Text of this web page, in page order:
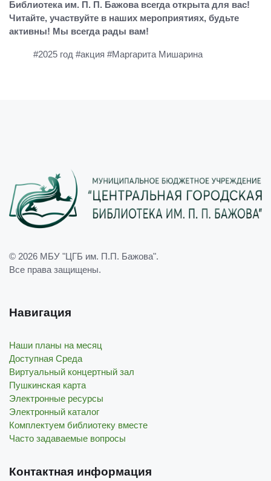
Библиотека им. П. П. Бажова всегда открыта для вас!
Читайте, участвуйте в наших мероприятиях, будьте
активны! Мы всегда рады вам!
#2025 год #акция #Маргарита Мишарина
© 2026 МБУ "ЦГБ им. П.П. Бажова".
Все права защищены.
Навигация
Наши планы на месяц
Доступная Среда
Виртуальный концертный зал
Пушкинская карта
Электронные ресурсы
Электронный каталог
Комплектуем библиотеку вместе
Часто задаваемые вопросы
Контактная информация